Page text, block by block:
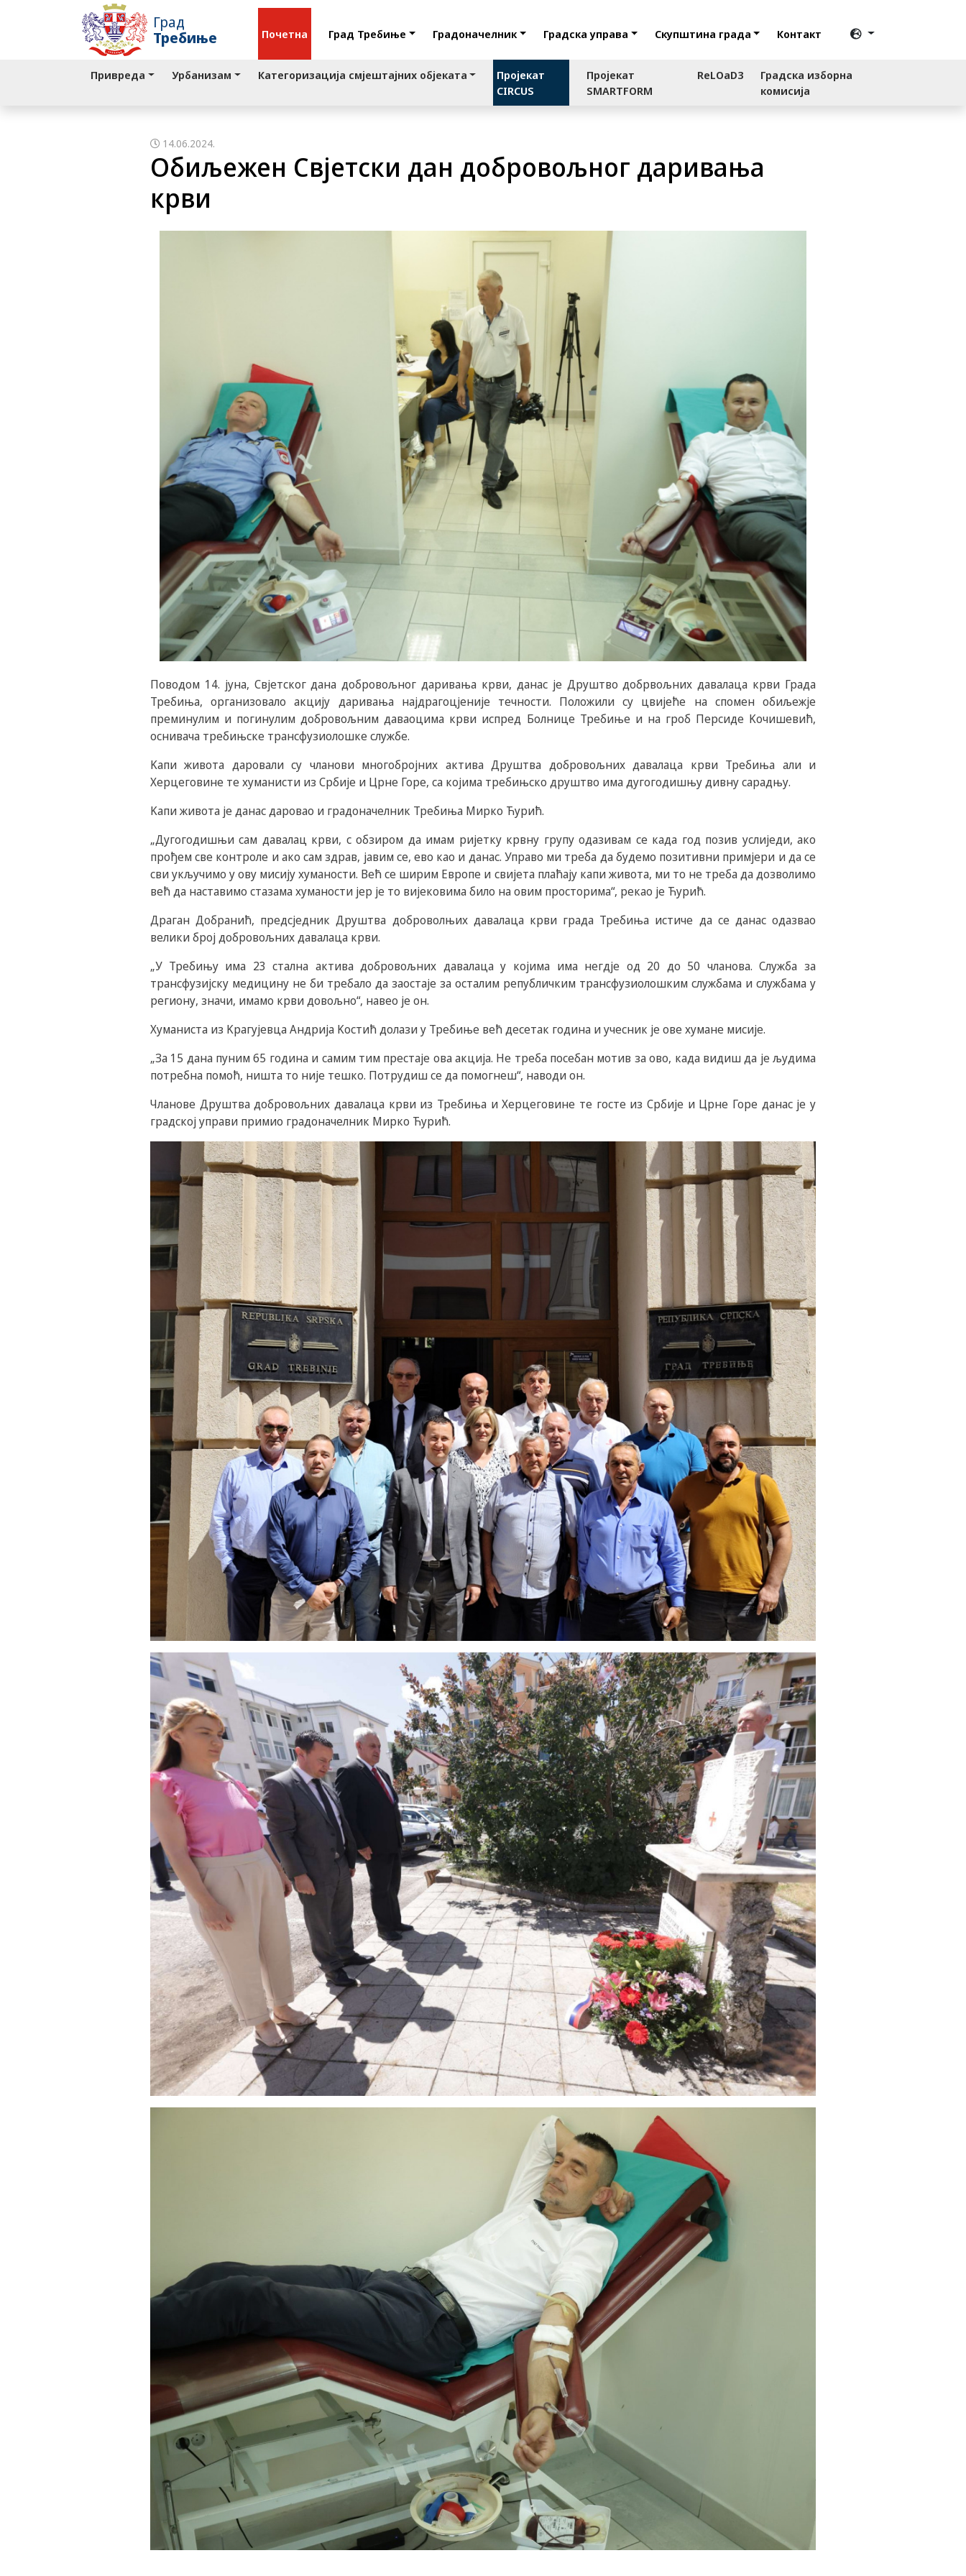
Град
Требиње
Почетна Град Требиње Градоначелник Градска управа Скупштина града Контакт
Привреда Урбанизам Категоризација смјештајних објеката
Пројекат
CIRCUS
Пројекат
SMARTFORM
ReLOaD3
Градска изборна
комисија
14.06.2024.
Обиљежен Свјетски дан добровољног даривања
крви
Поводом 14. јуна, Свјетског дана добровољног даривања крви, данас је Друштво добрвољних давалаца крви Града
Требиња, организовало акцију даривања најдрагоцјеније течности. Положили су цвијеће на спомен обиљежје
преминулим и погинулим добровољним даваоцима крви испред Болнице Требиње и на гроб Персиде Kочишевић,
оснивача требињске трансфузиолошке службе.
Kапи живота даровали су чланови многобројних актива Друштва добровољних давалаца крви Требиња али и
Херцеговине те хуманисти из Србије и Црне Горе, са којима требињско друштво има дугогодишњу дивну сарадњу.
Kапи живота је данас даровао и градоначелник Требиња Мирко Ћурић.
„Дугогодишњи сам давалац крви, с обзиром да имам ријетку крвну групу одазивам се када год позив услиједи, ако
прођем све контроле и ако сам здрав, јавим се, ево као и данас. Управо ми треба да будемо позитивни примјери и да се
сви укључимо у ову мисију хуманости. Већ се ширим Европе и свијета плаћају капи живота, ми то не треба да дозволимо
већ да наставимо стазама хуманости јер је то вијековима било на овим просторима“, рекао је Ћурић.
Драган Добранић, предсједник Друштва доброволњих давалаца крви града Требиња истиче да се данас одазвао
велики број добровољних давалаца крви.
„У Требињу има 23 стална актива добровољних давалаца у којима има негдје од 20 до 50 чланова. Служба за
трансфузијску медицину не би требало да заостаје за осталим републичким трансфузиолошким службама и службама у
региону, значи, имамо крви довољно“, навео је он.
Хуманиста из Kрагујевца Андрија Kостић долази у Требиње већ десетак година и учесник је ове хумане мисије.
„За 15 дана пуним 65 година и самим тим престаје ова акција. Не треба посебан мотив за ово, када видиш да је људима
потребна помоћ, ништа то није тешко. Потрудиш се да помогнеш“, наводи он.
Чланове Друштва добровољних давалаца крви из Требиња и Херцеговине те госте из Србије и Црне Горе данас је у
градској управи примио градоначелник Мирко Ћурић.